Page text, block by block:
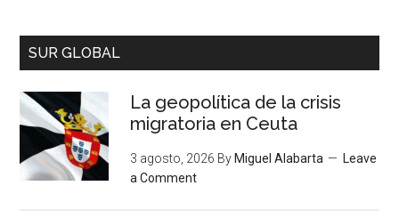
SUR GLOBAL
La geopolítica de la crisis
migratoria en Ceuta
3 agosto, 2026 By Miguel Alabarta
Leave
a Comment